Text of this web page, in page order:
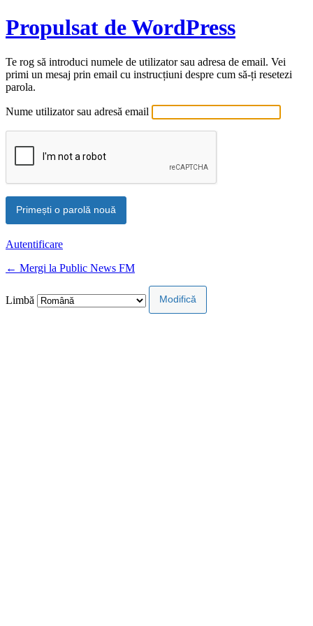
Propulsat de WordPress
Te rog să introduci numele de utilizator sau adresa de email. Vei
primi un mesaj prin email cu instrucțiuni despre cum să-ți resetezi
parola.
Nume utilizator sau adresă email
Autentificare
← Mergi la Public News FM
Limbă